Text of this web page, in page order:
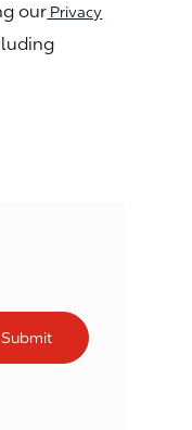
our Privacy
Submit